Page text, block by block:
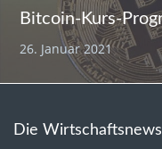
26. Januar 2021
Die Wirtschaftsnews